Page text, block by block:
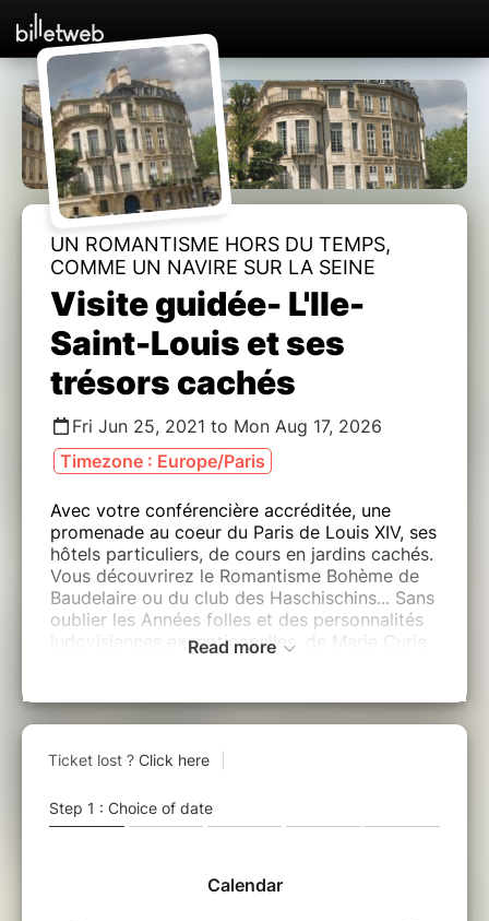
UN ROMANTISME HORS DU TEMPS,
COMME UN NAVIRE SUR LA SEINE
Visite guidée- L'Ile-
Saint-Louis et ses
trésors cachés
Fri Jun 25, 2021 to Mon Aug 17, 2026
Timezone : Europe/Paris
Avec votre conférencière accréditée, une
promenade au coeur du Paris de Louis XIV, ses
hôtels particuliers, de cours en jardins cachés.
Vous découvrirez le Romantisme Bohème de
Baudelaire ou du club des Haschischins... Sans
oublier les Années folles et des personnalités
ludovisiennes exceptionnelles, de Marie Curie
Read more